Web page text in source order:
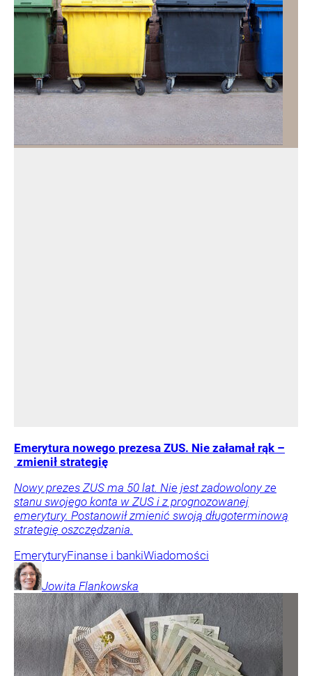
Emerytura nowego prezesa ZUS. Nie załamał rąk –
zmienił strategię
Nowy prezes ZUS ma 50 lat. Nie jest zadowolony ze
stanu swojego konta w ZUS i z prognozowanej
emerytury. Postanowił zmienić swoją długoterminową
strategię oszczędzania.
EmeryturyFinanse i bankiWiadomości
Jowita Flankowska